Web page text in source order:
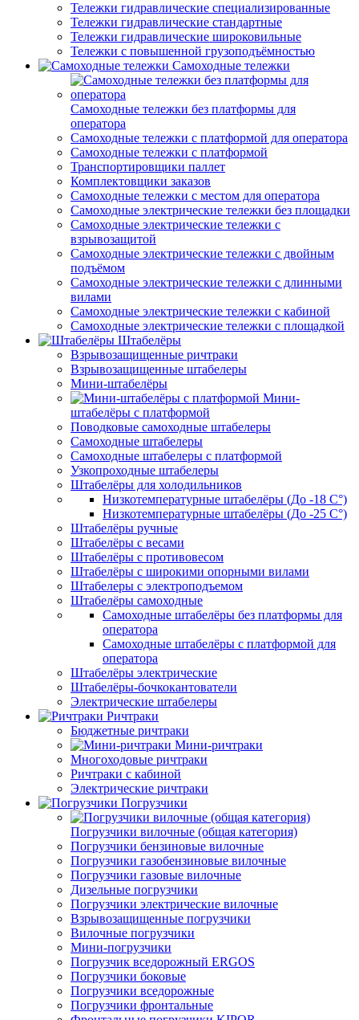
Тележки гидравлические специализированные
Тележки гидравлические стандартные
Тележки гидравлические широковильные
Тележки с повышенной грузоподъёмностью
Самоходные тележки
Самоходные тележки без платформы для
оператора
Самоходные тележки с платформой для оператора
Самоходные тележки с платформой
Транспортировщики паллет
Комплектовщики заказов
Самоходные тележки с местом для оператора
Самоходные электрические тележки без площадки
Самоходные электрические тележки с
взрывозащитой
Самоходные электрические тележки с двойным
подъёмом
Самоходные электрические тележки с длинными
вилами
Самоходные электрические тележки с кабиной
Самоходные электрические тележки с площадкой
Штабелёры
Взрывозащищенные ричтраки
Взрывозащищенные штабелеры
Мини-штабелёры
Мини-
штабелёры с платформой
Поводковые самоходные штабелеры
Самоходные штабелеры
Самоходные штабелеры с платформой
Узкопроходные штабелеры
Штабелёры для холодильников
Низкотемпературные штабелёры (До -18 C°)
Низкотемпературные штабелёры (До -25 C°)
Штабелёры ручные
Штабелёры с весами
Штабелёры с противовесом
Штабелёры с широкими опорными вилами
Штабелеры с электроподъемом
Штабелёры самоходные
Самоходные штабелёры без платформы для
оператора
Самоходные штабелёры с платформой для
оператора
Штабелёры электрические
Штабелёры-бочкокантователи
Электрические штабелеры
Ричтраки
Бюджетные ричтраки
Мини-ричтраки
Многоходовые ричтраки
Ричтраки с кабиной
Электрические ричтраки
Погрузчики
Погрузчики вилочные (общая категория)
Погрузчики бензиновые вилочные
Погрузчики газобензиновые вилочные
Погрузчики газовые вилочные
Дизельные погрузчики
Погрузчики электрические вилочные
Взрывозащищенные погрузчики
Вилочные погрузчики
Мини-погрузчики
Погрузчик вседорожный ERGOS
Погрузчики боковые
Погрузчики вседорожные
Погрузчики фронтальные